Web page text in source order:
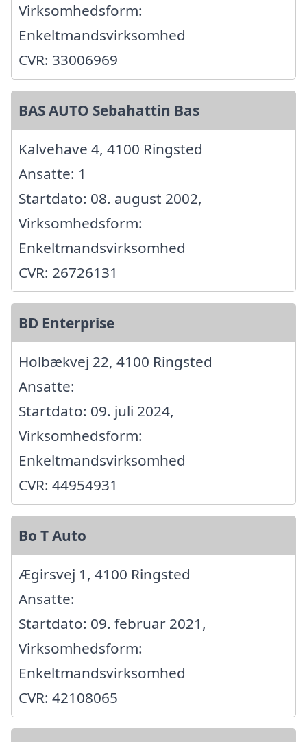
Virksomhedsform:
Enkeltmandsvirksomhed
CVR: 33006969
BAS AUTO Sebahattin Bas
Kalvehave 4, 4100 Ringsted
Ansatte: 1
Startdato: 08. august 2002,
Virksomhedsform:
Enkeltmandsvirksomhed
CVR: 26726131
BD Enterprise
Holbækvej 22, 4100 Ringsted
Ansatte:
Startdato: 09. juli 2024,
Virksomhedsform:
Enkeltmandsvirksomhed
CVR: 44954931
Bo T Auto
Ægirsvej 1, 4100 Ringsted
Ansatte:
Startdato: 09. februar 2021,
Virksomhedsform:
Enkeltmandsvirksomhed
CVR: 42108065